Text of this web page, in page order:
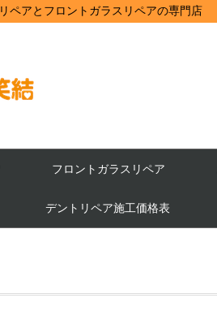
ペアとフロントガラスリペアの専門店
フロントガラスリペア
デントリペア施工価格表